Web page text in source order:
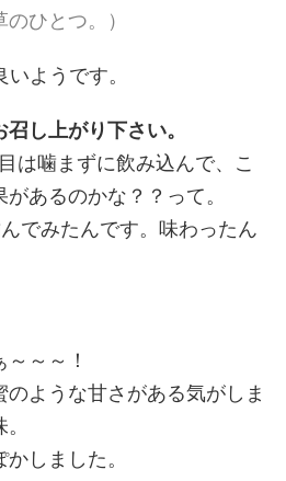
ひとつ。）
ようです。
し上がり下さい。
は噛まずに飲み込んで、こ
あるのかな？？って。
でみたんです。味わったん
～～！
のような甘さがある気がしま
しました。